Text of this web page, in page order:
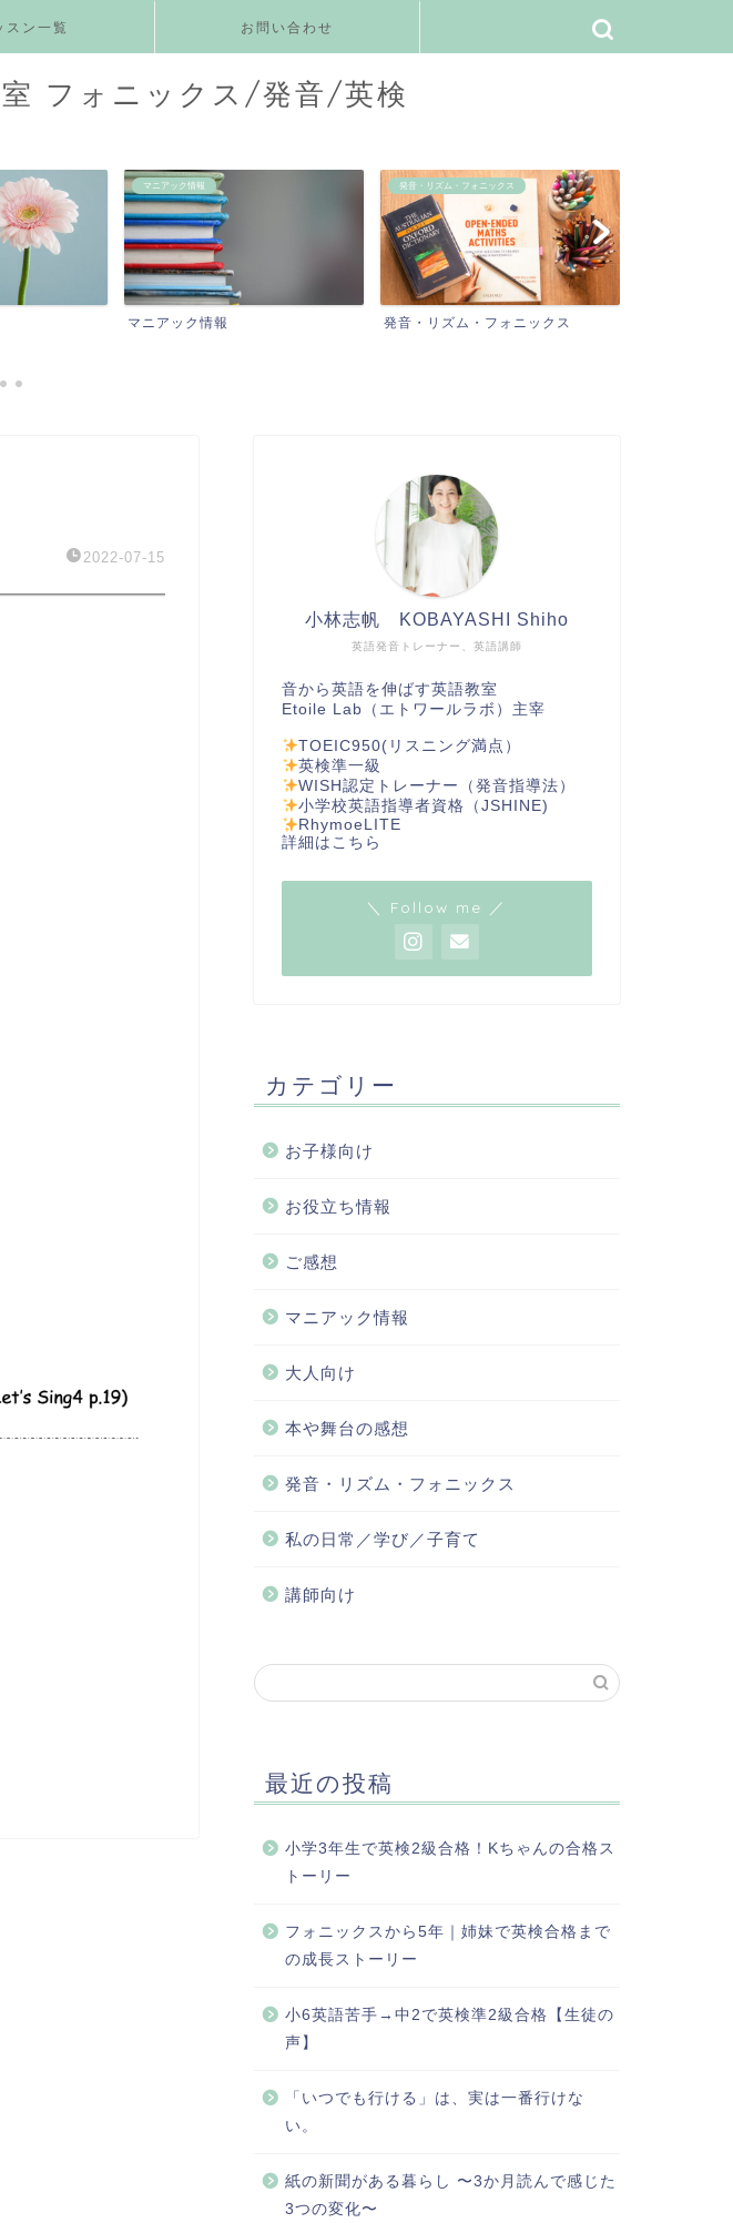
スン一覧 お問い合わせ
フォニックス/発音/英検
マニアック情報
マニアック情報
発音・リズム・フォニックス
発音・リズム・フォニックス
2022-07-15
英語発音トレーナー、英語講師
小林志帆 KOBAYASHI Shiho
音から英語を伸ばす英語教室
Etoile Lab（エトワールラボ）主宰
TOEIC950(リスニング満点）
英検準一級
WISH認定トレーナー（発音指導法）
小学校英語指導者資格（JSHINE)
RhymoeLITE
詳細は こちら
＼ Follow me ／
カテゴリー
お子様向け
お役立ち情報
ご感想
マニアック情報
大人向け
本や舞台の感想
発音・リズム・フォニックス
私の日常／学び／子育て
講師向け
最近の投稿
小学3年生で英検2級合格！Kちゃんの合格ス
トーリー
フォニックスから5年｜姉妹で英検合格まで
の成長ストーリー
小6英語苦手→中2で英検準2級合格【生徒の
声】
「いつでも行ける」は、実は一番行けな
い。
紙の新聞がある暮らし 〜3か月読んで感じた
3つの変化〜